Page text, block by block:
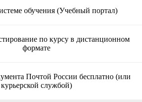
обучения (Учебный портал)
по курсу в дистанционном
формате
Почтой России бесплатно (или
курьерской службой)